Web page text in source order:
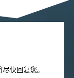
快回复您。